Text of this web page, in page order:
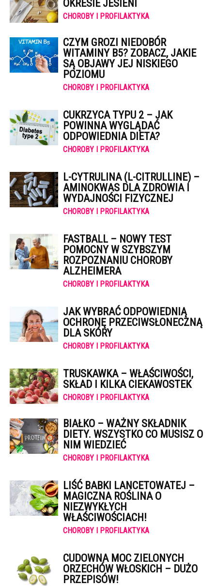
OKRESIE JESIENI
CHOROBY I PROFILAKTYKA
CZYM GROZI NIEDOBÓR
WITAMINY B5? ZOBACZ, JAKIE
SĄ OBJAWY JEJ NISKIEGO
POZIOMU
CHOROBY I PROFILAKTYKA
CUKRZYCA TYPU 2 – JAK
POWINNA WYGLĄDAĆ
ODPOWIEDNIA DIETA?
CHOROBY I PROFILAKTYKA
L-CYTRULINA (L-CITRULLINE) –
AMINOKWAS DLA ZDROWIA I
WYDAJNOŚCI FIZYCZNEJ
CHOROBY I PROFILAKTYKA
FASTBALL – NOWY TEST
POMOCNY W SZYBSZYM
ROZPOZNANIU CHOROBY
ALZHEIMERA
CHOROBY I PROFILAKTYKA
JAK WYBRAĆ ODPOWIEDNIĄ
OCHRONĘ PRZECIWSŁONECZNĄ
DLA SKÓRY
CHOROBY I PROFILAKTYKA
TRUSKAWKA – WŁAŚCIWOŚCI,
SKŁAD I KILKA CIEKAWOSTEK
CHOROBY I PROFILAKTYKA
BIAŁKO – WAŻNY SKŁADNIK
DIETY. WSZYSTKO CO MUSISZ O
NIM WIEDZIEĆ
CHOROBY I PROFILAKTYKA
LIŚĆ BABKI LANCETOWATEJ –
MAGICZNA ROŚLINA O
NIEZWYKŁYCH
WŁAŚCIWOŚCIACH!
CHOROBY I PROFILAKTYKA
CUDOWNA MOC ZIELONYCH
ORZECHÓW WŁOSKICH – DUŻO
PRZEPISÓW!